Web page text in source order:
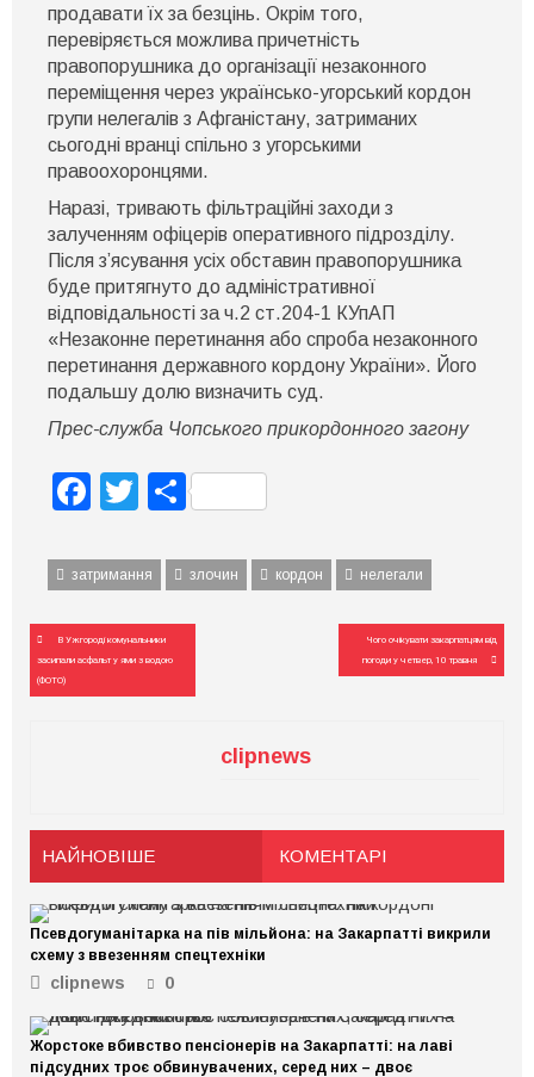
продавати їх за безцінь. Окрім того,
перевіряється можлива причетність
правопорушника до організації незаконного
переміщення через українсько-угорський кордон
групи нелегалів з Афганістану, затриманих
сьогодні вранці спільно з угорськими
правоохоронцями.
Наразі, тривають фільтраційні заходи з
залученням офіцерів оперативного підрозділу.
Після з’ясування усіх обставин правопорушника
буде притягнуто до адміністративної
відповідальності за ч.2 ст.204-1 КУпАП
«Незаконне перетинання або спроба незаконного
перетинання державного кордону України». Його
подальшу долю визначить суд.
Прес-служба Чопського прикордонного загону
Facebook
Twitter
Поділитися
затримання злочин кордон нелегали
Навігація
записів
В Ужгороді комунальники
засипали асфальт у ями з водою
(ФОТО)
Чого очікувати закарпатцям від
погоди у четвер, 10 травня
clipnews
НАЙНОВІШЕ КОМЕНТАРІ
Псевдогуманітарка на пів мільйона: на Закарпатті викрили
схему з ввезенням спецтехніки
clipnews 0
Жорстоке вбивство пенсіонерів на Закарпатті: на лаві
підсудних троє обвинувачених, серед них – двоє